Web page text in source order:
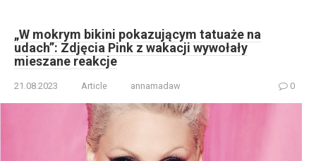
„W mokrym bikini pokazującym tatuaże na
udach”: Zdjęcia Pink z wakacji wywołały
mieszane reakcje
21.08.2023 Article annamadaw 0